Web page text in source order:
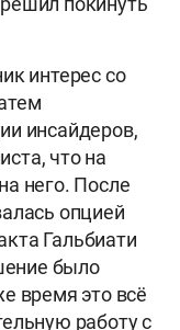
интерес со
инсайдеров,
что на
него. После
опцией
Гальбиати
было
время это всё
работу с